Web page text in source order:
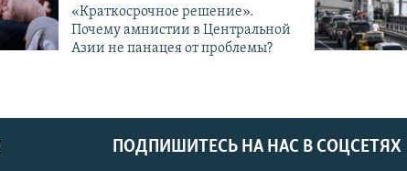
«Краткосрочное решение».
Почему амнистии в Центральной
Азии не панацея от проблемы?
ПОДПИШИТЕСЬ НА НАС В СОЦСЕТЯХ